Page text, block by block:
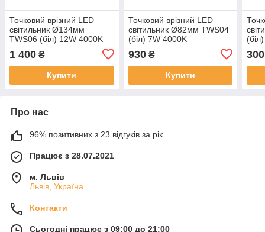
Точковий врізний LED
світильник Ø134мм
TWS06 (біл) 12W 4000K
1 400 ₴
Купити
Точковий врізний LED
світильник Ø82мм TWS04
(біл) 7W 4000K
930₴
Купити
300
Про нас
96% позитивних з 23 відгуків за рік
Працює з 28.07.2021
м. Львів
Львів, Україна
Контакти
Сьогодні працює з 09:00 до 21:00